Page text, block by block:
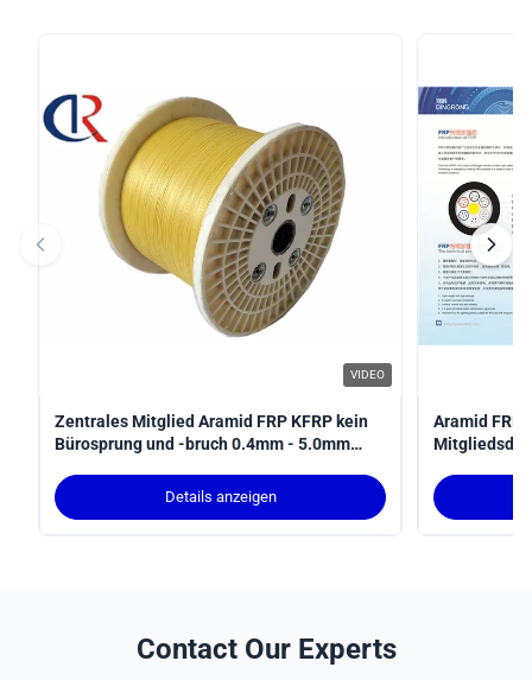
VIDEO
Zentrales Mitglied Aramid FRP KFRP kein
Bürosprung und -bruch 0.4mm - 5.0mm
Details anzeigen
Aramid FRP
Contact Our Experts